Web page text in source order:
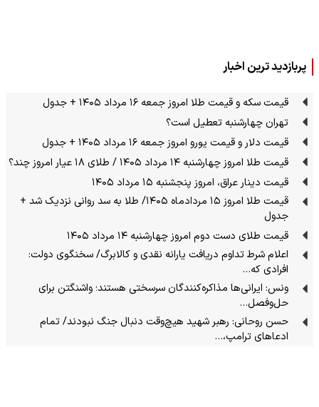
پربازدید ترین اخبار
قیمت سکه و قیمت طلا امروز جمعه ۱۶ مرداد ۱۴۰۵ + جدول
تهران چهارشنبه تعطیل است؟
قیمت دلار و قیمت یورو امروز جمعه ۱۶ مرداد ۱۴۰۵ + جدول
قیمت طلا امروز چهارشنبه ۱۴ مرداد ۱۴۰۵ / طلای ۱۸ عیار امروز چند؟
قیمت دینار عراق، امروز پنجشنبه ۱۵ مرداد ۱۴۰۵
قیمت طلا امروز ۱۵ مردادماه ۱۴۰۵/ طلا به سد روانی نزدیک شد +
جدول
قیمت طلای دست دوم امروز چهارشنبه ۱۴ مرداد ۱۴۰۵
اعلام شرط تداوم دریافت یارانه نقدی و کالابرگ/ سخنگوی دولت:
افرادی که…
ونس: ایرانی‌ها مذاکره‌کنندگان سرسختی هستند؛ واشنگتن برای
حل‌وفصل…
حسن روحانی: رهبر شهید هیچ‌وقت دنبال جنگ نبودند/ تمام
ادعاهای ترامپ،…